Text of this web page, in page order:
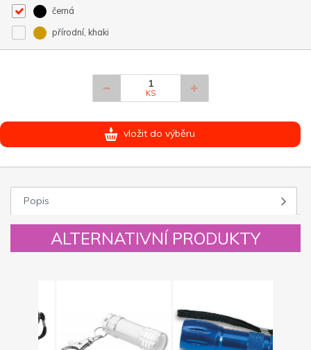
černá
přírodní, khaki
KS
vložit do výběru
Popis
ALTERNATIVNÍ PRODUKTY